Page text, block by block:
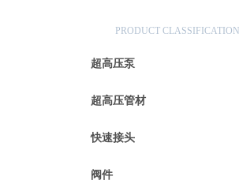
PRODUCT CLASSIFICATION
超高压泵
超高压管材
快速接头
阀件